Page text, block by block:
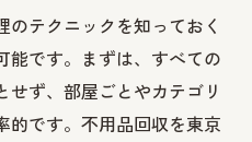
と処理方法
生するリスクとその対
テクニックを知っておく
能です。まずは、すべての
ず、部屋ごとやカテゴリ
的です。不用品回収を東京